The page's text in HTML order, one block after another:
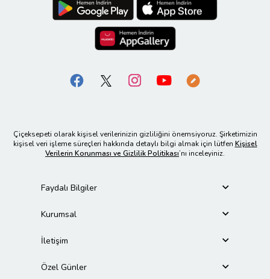
Çiçeksepeti olarak kişisel verilerinizin gizliliğini önemsiyoruz. Şirketimizin
kişisel veri işleme süreçleri hakkında detaylı bilgi almak için lütfen Kişisel
Verilerin Korunması ve Gizlilik Politikası’nı inceleyiniz.
Faydalı Bilgiler
Kurumsal
İletişim
Özel Günler